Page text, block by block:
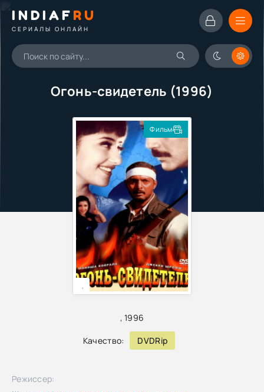
INDIAFRU
СЕРИАЛЫ ОНЛАЙН
Огонь-свидетель (1996)
,1996
Качество: DVDRip
Фильм
,
Режиссер: